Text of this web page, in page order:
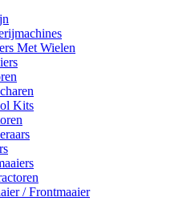
Met Wielen
Kits
/ Frontmaaier